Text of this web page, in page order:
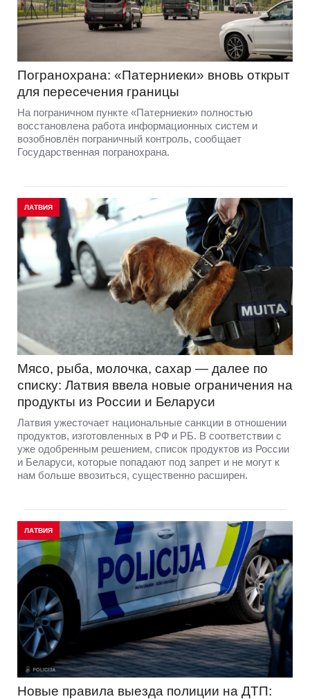
Погранохрана: «Патерниеки» вновь открыт
для пересечения границы
На пограничном пункте «Патерниеки» полностью
восстановлена работа информационных систем и
возобновлён пограничный контроль, сообщает
Государственная погранохрана.
ЛАТВИЯ
Мясо, рыба, молочка, сахар — далее по
списку: Латвия ввела новые ограничения на
продукты из России и Беларуси
Латвия ужесточает национальные санкции в отношении
продуктов, изготовленных в РФ и РБ. В соответствии с
уже одобренным решением, список продуктов из России
и Беларуси, которые попадают под запрет и не могут к
нам больше ввозиться, существенно расширен.
ЛАТВИЯ
Новые правила выезда полиции на ДТП: